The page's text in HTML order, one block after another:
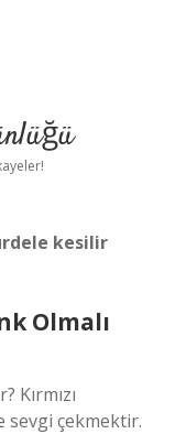
kesilir
Olmalı
sevgi çekmektir.